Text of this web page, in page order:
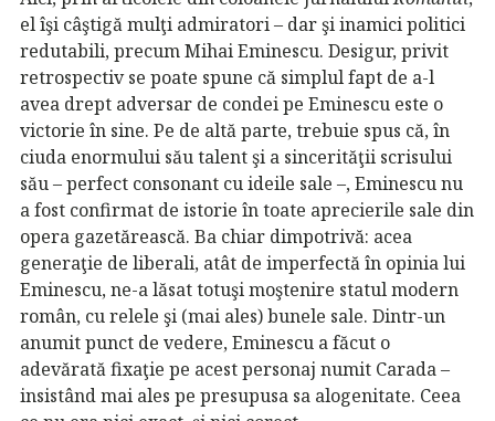
el îşi câştigă mulţi admiratori – dar şi inamici politici
redutabili, precum Mihai Eminescu. Desigur, privit
retrospectiv se poate spune că simplul fapt de a-l
avea drept adversar de condei pe Eminescu este o
victorie în sine. Pe de altă parte, trebuie spus că, în
ciuda enormului său talent şi a sincerităţii scrisului
său – perfect consonant cu ideile sale –, Eminescu nu
a fost confirmat de istorie în toate aprecierile sale din
opera gazetărească. Ba chiar dimpotrivă: acea
generaţie de liberali, atât de imperfectă în opinia lui
Eminescu, ne-a lăsat totuşi moştenire statul modern
român, cu relele şi (mai ales) bunele sale. Dintr-un
anumit punct de vedere, Eminescu a făcut o
adevărată fixaţie pe acest personaj numit Carada –
insistând mai ales pe presupusa sa alogenitate. Ceea